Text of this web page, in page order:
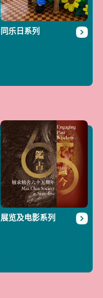
同乐日系列
展览及电影系列